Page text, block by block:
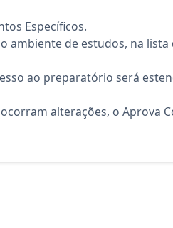
Específicos.
ambiente de estudos, na lista
ao preparatório será
alterações, o Aprova